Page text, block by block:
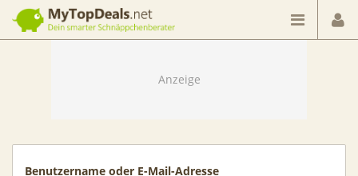
Dein smarter Schnäppchenberater
Benutzername oder E-Mail-Adresse